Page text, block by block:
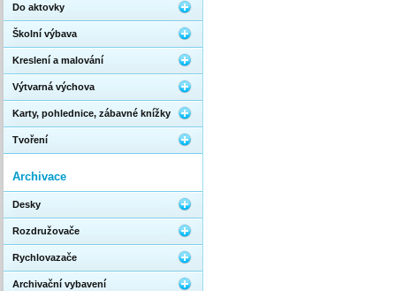
Do aktovky
Školní výbava
Kreslení a malování
Výtvarná výchova
Karty, pohlednice, zábavné knížky
Tvoření
Archivace
Desky
Rozdružovače
Rychlovazače
Archivační vybavení